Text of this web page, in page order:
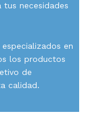
necesidades
en
los productos
de
calidad.